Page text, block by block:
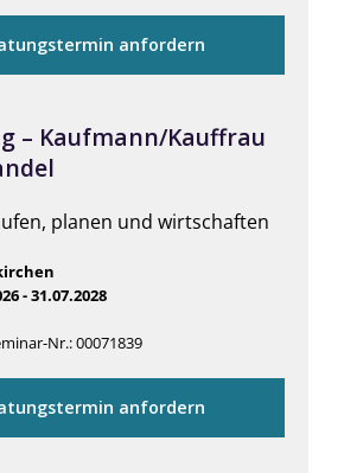
anfordern
– Kaufmann/Kauffrau
planen und wirtschaften
- 31.07.2028
Nr.: 00071839
anfordern